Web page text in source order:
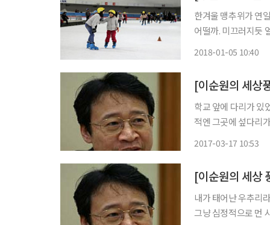
한겨울 맹추위가 연
어떨까. 미끄러지듯
2018-01-05 10:40
[이순원의 세상
학교 앞에 다리가 있
적엔 그곳에 섶다리
2017-03-17 10:53
[이순원의 세상
내가 태어난 우추리
그냥 심정적으로 먼